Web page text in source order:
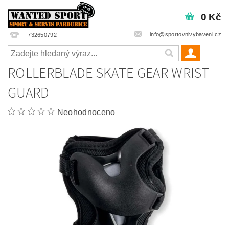
732650792 info@sportovnivybaveni.cz
0 Kč
ROLLERBLADE SKATE GEAR WRIST
GUARD
Neohodnoceno